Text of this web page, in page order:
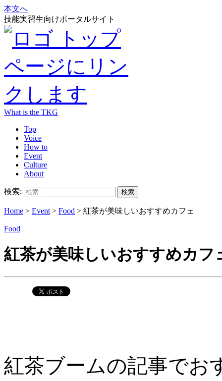
本文へ
技能実習生向けポータルサイト
What is the TKG
Top
Voice
How to
Event
Culture
About
検索:
Home > Event > Food > 紅茶が美味しいおすすめカフェ
Food
紅茶が美味しいおすすめカフ
紅茶ブームの記事でお